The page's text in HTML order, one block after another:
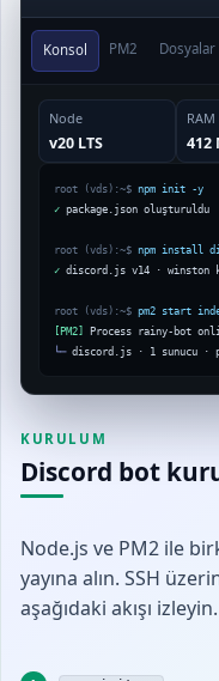
Konsol PM2 Dosyalar
Node
v20 LTS
RAM
412
root (vds):~$ npm init -y
✓ package.json oluşturuldu
root (vds):~$ npm install
✓ discord.js v14 · winston
root (vds):~$ pm2 start
[PM2]
└─ discord.js · 1 sunucu ·
KURULUM
Discord bot
Node.js ve PM2 ile
yayına alın. SSH
aşağıdaki akışı izleyin.